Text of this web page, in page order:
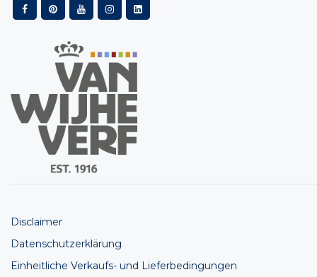
Disclaimer
Datenschutzerklärung
Einheitliche Verkaufs- und Lieferbedingungen